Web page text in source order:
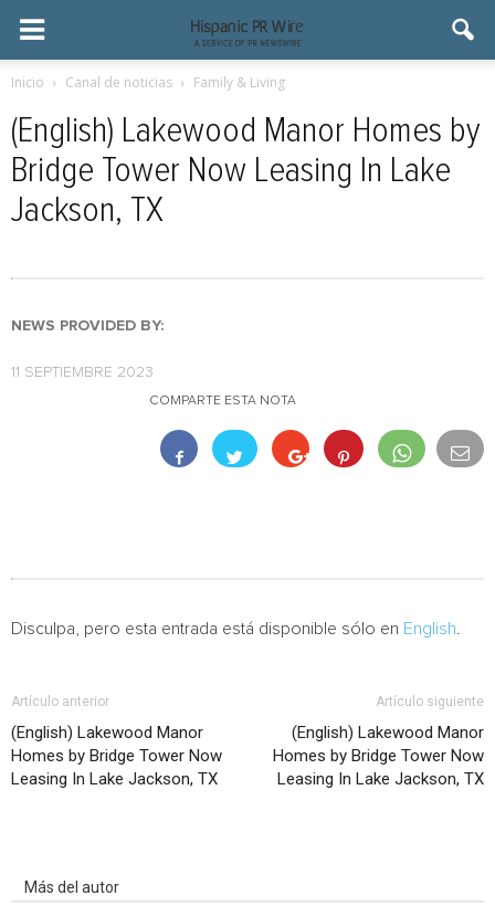
Inicio Canal de noticias Family & Living
(English) Lakewood Manor Homes by
Bridge Tower Now Leasing In Lake
Jackson, TX
NEWS PROVIDED BY:
11 SEPTIEMBRE 2023
COMPARTE ESTA NOTA
Disculpa, pero esta entrada está disponible sólo en English
Artículo anterior
(English) Lakewood Manor
Homes by Bridge Tower Now
Leasing In Lake Jackson, TX
Artículo siguiente
(English) Lakewood Manor
Homes by Bridge Tower Now
Leasing In Lake Jackson, TX
Más del autor